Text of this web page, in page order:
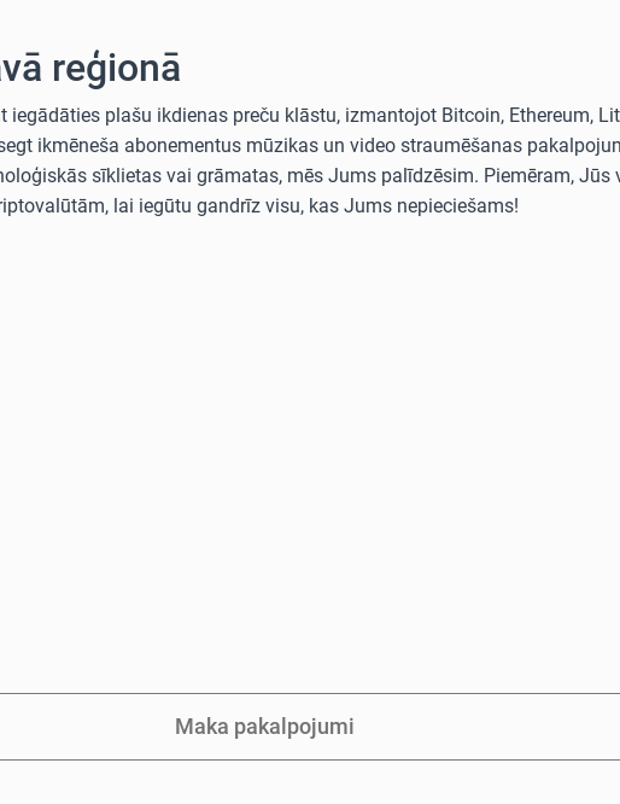
reģionā
plašu ikdienas preču klāstu, izmantojot Bitcoin, Ethereum,
ikmēneša abonementus mūzikas un video straumēšanas
sīklietas vai grāmatas, mēs Jums palīdzēsim. Piemēram, Jūs
lai iegūtu gandrīz visu, kas Jums nepieciešams!
Maka pakalpojumi